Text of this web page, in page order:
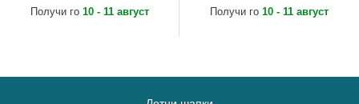
Sport The Farm от Goorin
Получи го 10 - 11 август
от New Era
Получи го 10 - 11 август